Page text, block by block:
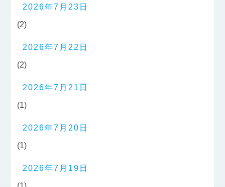
2026年7月23日
(2)
2026年7月22日
(2)
2026年7月21日
(1)
2026年7月20日
(1)
2026年7月19日